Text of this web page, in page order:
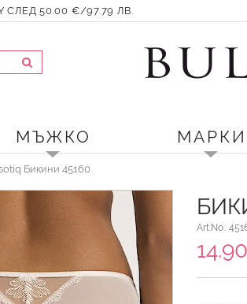
СЛЕД 50.00 €/97.79 ЛВ.
МЪЖКО МАРКИ
Бикини 45160
Art.No.: